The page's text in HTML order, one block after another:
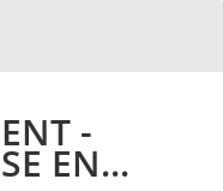
-
EN...